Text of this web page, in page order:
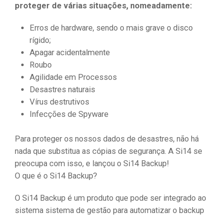
proteger de várias situações, nomeadamente:
Erros de hardware, sendo o mais grave o disco
rígido;
Apagar acidentalmente
Roubo
Agilidade em Processos
Desastres naturais
Vírus destrutivos
Infecções de Spyware
Para proteger os nossos dados de desastres, não há
nada que substitua as cópias de segurança. A Si14 se
preocupa com isso, e lançou o Si14 Backup!
O que é o Si14 Backup?
O Si14 Backup é um produto que pode ser integrado ao
sistema sistema de gestão para automatizar o backup